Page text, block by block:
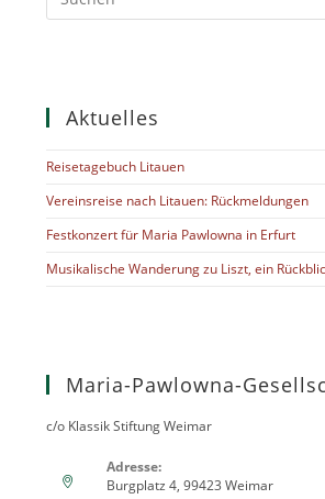
Aktuelles
Reisetagebuch Litauen
Vereinsreise nach Litauen: Rückmeldungen
Festkonzert für Maria Pawlowna in Erfurt
Musikalische Wanderung zu Liszt, ein
Maria-Pawlowna-
c/o Klassik Stiftung Weimar
Adresse:
Burgplatz 4, 99423 Weimar